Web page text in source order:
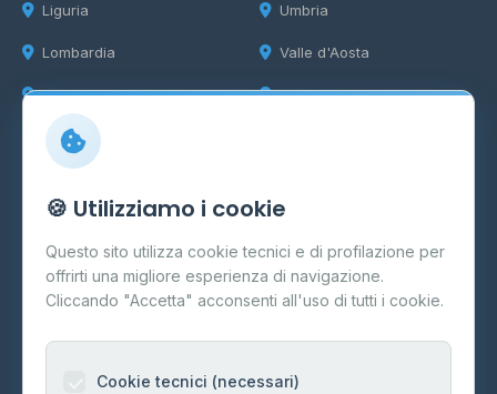
Liguria
Lombardia
Marche
Umbria
Valle d'Aosta
Veneto
Info
Cos'è il GPL
FAQ
Contatti
Informazioni legali
🍪 Utilizziamo i cookie
Questo sito utilizza cookie tecnici e di profilazione per
offrirti una migliore esperienza di navigazione.
Cliccando "Accetta" acconsenti all'uso di tutti i cookie.
Cookie tecnici (necessari)